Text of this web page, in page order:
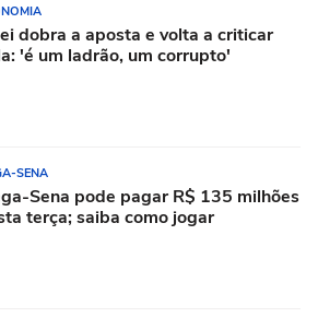
dobra a aposta e volta a criticar
'é um ladrão, um corrupto'
SENA
Sena pode pagar R$ 135 milhões
terça; saiba como jogar